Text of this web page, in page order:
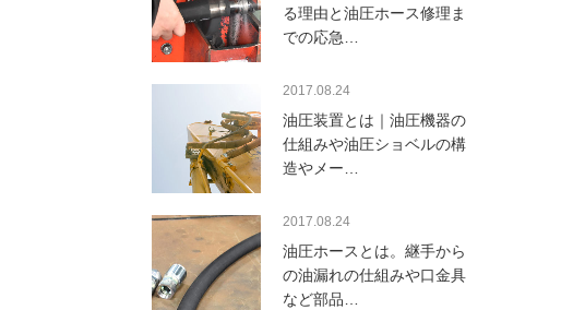
る理由と油圧ホース修理ま
での応急…
2017.08.24
油圧装置とは｜油圧機器の
仕組みや油圧ショベルの構
造やメー…
2017.08.24
油圧ホースとは。継手から
の油漏れの仕組みや口金具
など部品…